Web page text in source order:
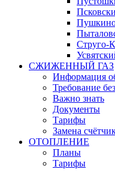
Струго-
СЖИЖЕННЫЙ ГАЗ
Информация
Требование
Важно знать
Документы
Тарифы
Замена
ОТОПЛЕНИЕ
Планы
Тарифы